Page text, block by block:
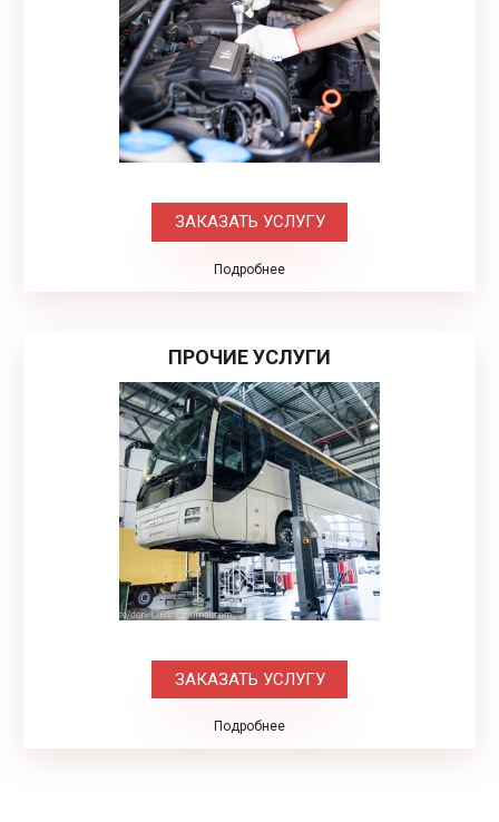
ЗАКАЗАТЬ УСЛУГУ
Подробнее
ПРОЧИЕ УСЛУГИ
ЗАКАЗАТЬ УСЛУГУ
Подробнее